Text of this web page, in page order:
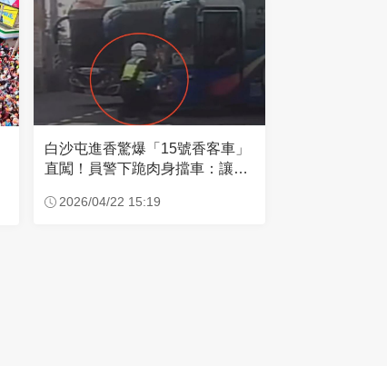
白沙屯進香驚爆「15號香客車」
直闖！員警下跪肉身擋車：讓行
2026/04/22 15:19